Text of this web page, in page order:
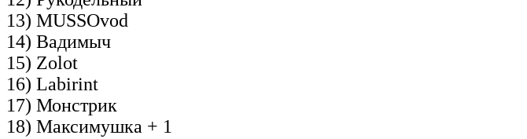
13) MUSSOvod
14) Вадимыч
15) Zolot
16) Labirint
17) Монстрик
18) Максимушка + 1